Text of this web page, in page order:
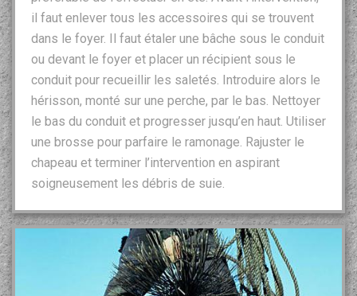
il faut enlever tous les accessoires qui se trouvent
dans le foyer. Il faut étaler une bâche sous le conduit
ou devant le foyer et placer un récipient sous le
conduit pour recueillir les saletés. Introduire alors le
hérisson, monté sur une perche, par le bas. Nettoyer
le bas du conduit et progresser jusqu’en haut. Utiliser
une brosse pour parfaire le ramonage. Rajuster le
chapeau et terminer l’intervention en aspirant
soigneusement les débris de suie.